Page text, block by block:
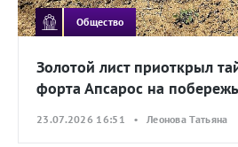
Общество
Золотой лист приоткрыл
форта Апсарос на
23.07.2026 16:51 • Леонова Татьяна